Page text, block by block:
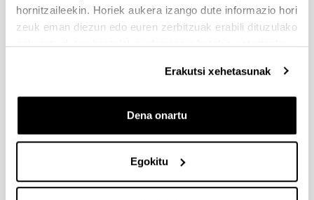
hornitzaileekin. Horiek aukera izango dute informazio hori
zeuk eman diezun edo euren zerbitzuak erabili dituzulako
eskuratu duten bestelako informazio batekin uztartzeko.
Erakutsi xehetasunak
Dena onartu
Egokitu